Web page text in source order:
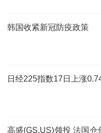
韩国收紧新冠防疫政策
日经225指数17日上涨
高盛(GS.US)领投 法国